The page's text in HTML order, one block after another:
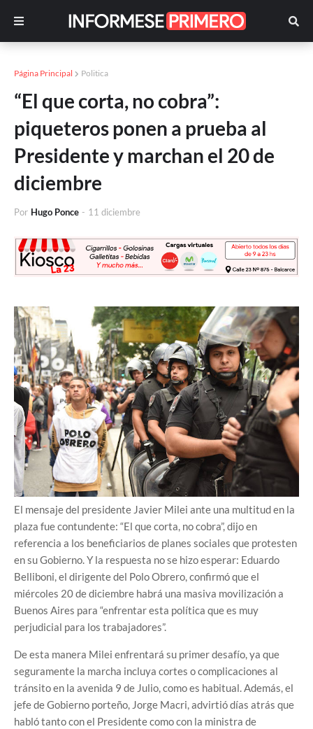
Página Principal Politica
“El que corta, no cobra”:
piqueteros ponen a prueba al
Presidente y marchan el 20 de
diciembre
Por Hugo Ponce - 11 diciembre
El mensaje del presidente Javier Milei ante una multitud en la
plaza fue contundente: “El que corta, no cobra”, dijo en
referencia a los beneficiarios de planes sociales que protesten
en su Gobierno. Y la respuesta no se hizo esperar: Eduardo
Belliboni, el dirigente del Polo Obrero, confirmó que el
miércoles 20 de diciembre habrá una masiva movilización a
Buenos Aires para “enfrentar esta política que es muy
perjudicial para los trabajadores”.
De esta manera Milei enfrentará su primer desafío, ya que
seguramente la marcha incluya cortes o complicaciones al
tránsito en la avenida 9 de Julio, como es habitual. Además, el
jefe de Gobierno porteño, Jorge Macri, advirtió días atrás que
habló tanto con el Presidente como con la ministra de